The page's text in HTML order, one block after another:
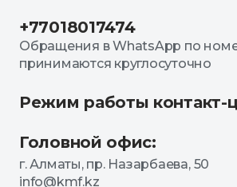
+77018017474
Обращения в WhatsApp по
принимаются круглосуточно
Режим работы контакт-
Головной офис:
г. Алматы, пр. Назарбаева, 50
info@kmf.kz